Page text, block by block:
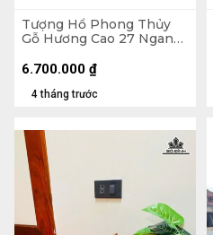
Tượng Hổ Phong Thủy
Gỗ Hương Cao 27 Ngang
4 tháng trước
6.700.000 ₫